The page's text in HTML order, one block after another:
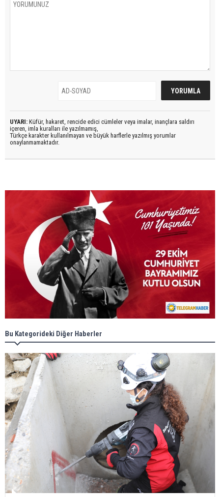
UYARI: Küfür, hakaret, rencide edici cümleler veya imalar, inançlara saldırı
içeren, imla kuralları ile yazılmamış,
Türkçe karakter kullanılmayan ve büyük harflerle yazılmış yorumlar
onaylanmamaktadır.
Bu Kategorideki Diğer Haberler